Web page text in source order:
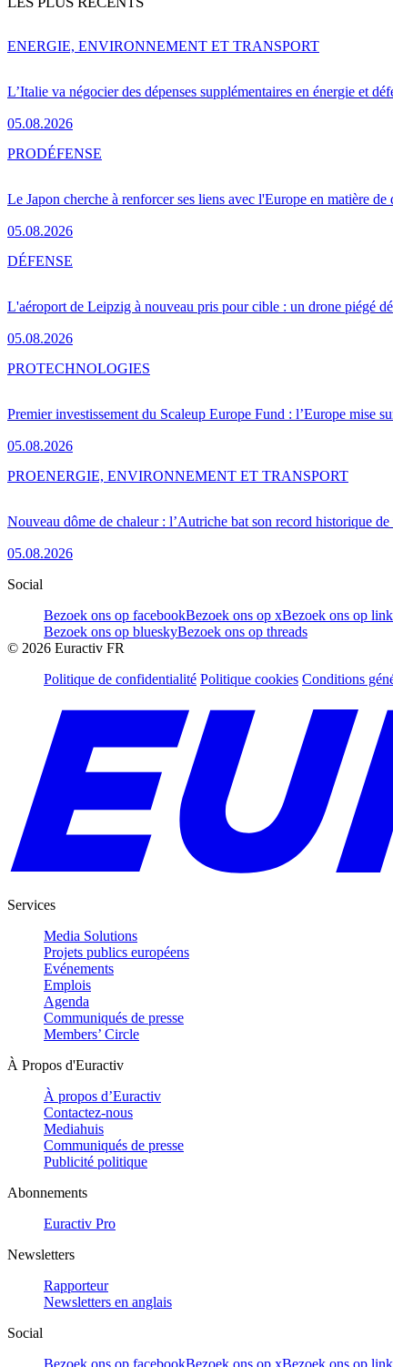
L’Italie va négocier des dépenses supplémentaires en énergie et
05.08.2026
ENERGIE, ENVIRONNEMENT ET TRANSPORT
Le Japon cherche à renforcer ses liens avec l'Europe en matière de
05.08.2026
PRODÉFENSE
L'aéroport de Leipzig à nouveau pris pour cible : un drone piégé
05.08.2026
DÉFENSE
Premier investissement du Scaleup Europe Fund : l’Europe mise
05.08.2026
PROTECHNOLOGIES
Nouveau dôme de chaleur : l’Autriche bat son record historique de
05.08.2026
PROENERGIE, ENVIRONNEMENT ET TRANSPORT
Social
Bezoek ons op facebookBezoek ons op xBezoek ons op
Bezoek ons op blueskyBezoek ons op threads
© 2026 Euractiv FR
Politique de confidentialité Politique cookies Conditions
Services
Media Solutions
Projets publics européens
Evénements
Emplois
Agenda
Communiqués de presse
Members’ Circle
À Propos d'Euractiv
À propos d’Euractiv
Contactez-nous
Mediahuis
Communiqués de presse
Publicité politique
Abonnements
Euractiv Pro
Newsletters
Rapporteur
Newsletters en anglais
Social